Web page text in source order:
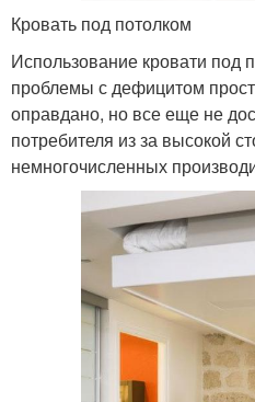
Кровать под потолком
Использование кровати под
проблемы с дефицитом
оправдано, но все еще не
потребителя из за высокой
немногочисленных